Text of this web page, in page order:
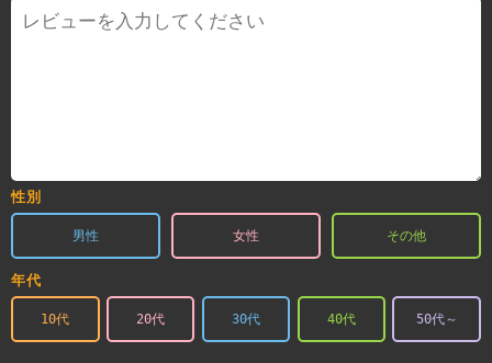
性別
男性 女性 その他
年代
10代 20代 30代 40代 50代～